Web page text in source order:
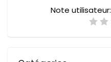
Note utilisateur: